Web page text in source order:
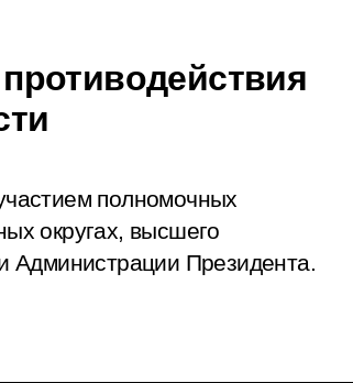
полномочных
округах, высшего
Администрации Президента.